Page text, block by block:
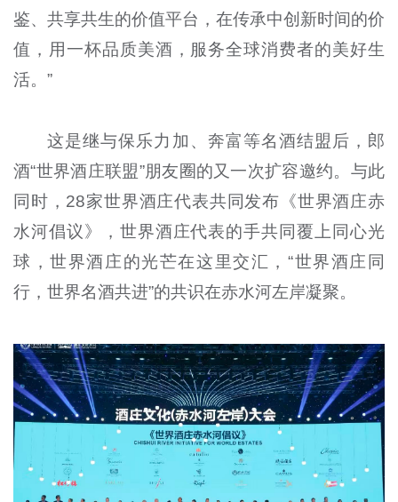
鉴、共享共生的价值平台，在传承中创新时间的价
值，用一杯品质美酒，服务全球消费者的美好生
活。”
这是继与保乐力加、奔富等名酒结盟后，郎
酒“世界酒庄联盟”朋友圈的又一次扩容邀约。与此
同时，28家世界酒庄代表共同发布《世界酒庄赤
水河倡议》，世界酒庄代表的手共同覆上同心光
球，世界酒庄的光芒在这里交汇，“世界酒庄同
行，世界名酒共进”的共识在赤水河左岸凝聚。